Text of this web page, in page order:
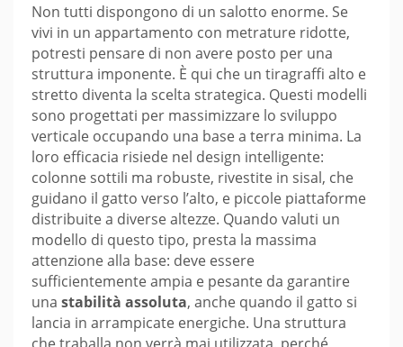
Non tutti dispongono di un salotto enorme. Se
vivi in un appartamento con metrature ridotte,
potresti pensare di non avere posto per una
struttura imponente. È qui che un tiragraffi alto e
stretto diventa la scelta strategica. Questi modelli
sono progettati per massimizzare lo sviluppo
verticale occupando una base a terra minima. La
loro efficacia risiede nel design intelligente:
colonne sottili ma robuste, rivestite in sisal, che
guidano il gatto verso l’alto, e piccole piattaforme
distribuite a diverse altezze. Quando valuti un
modello di questo tipo, presta la massima
attenzione alla base: deve essere
sufficientemente ampia e pesante da garantire
una stabilità assoluta, anche quando il gatto si
lancia in arrampicate energiche. Una struttura
che traballa non verrà mai utilizzata, perché